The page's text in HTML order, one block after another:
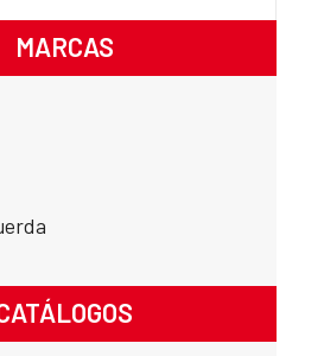
MARCAS